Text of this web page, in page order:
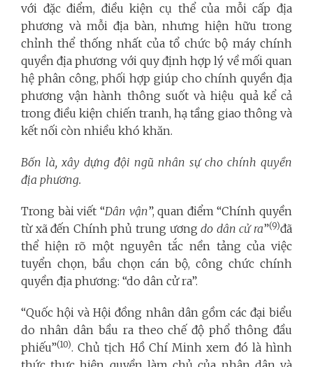
với đặc điểm, điều kiện cụ thể của mỗi cấp địa
phương và mỗi địa bàn, nhưng hiện hữu trong
chỉnh thể thống nhất của tổ chức bộ máy chính
quyền địa phương với quy định hợp lý về mối quan
hệ phân công, phối hợp giúp cho chính quyền địa
phương vận hành thông suốt và hiệu quả kể cả
trong điều kiện chiến tranh, hạ tầng giao thông và
kết nối còn nhiều khó khăn.
Bốn là, xây dựng đội ngũ nhân sự cho chính quyền
địa phương.
Trong bài viết “Dân vận”, quan điểm “Chính quyền
từ xã đến Chính phủ trung ươngdo dân cử ra”(9)đã
thể hiện rõ một nguyên tắc nền tảng của việc
tuyển chọn, bầu chọn cán bộ, công chức chính
quyền địa phương: “do dân cử ra”.
“Quốc hội và Hội đồng nhân dân gồm các đại biểu
do nhân dân bầu ra theo chế độ phổ thông đầu
phiếu”(10). Chủ tịch Hồ Chí Minh xem đó là hình